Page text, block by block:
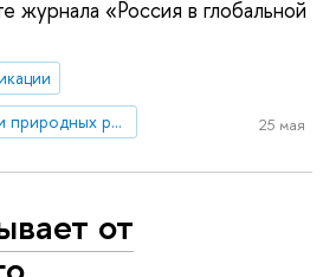
журнала «Россия в глобальной
Институт экономики природных ресурсов и изменения климата
25 мая
от